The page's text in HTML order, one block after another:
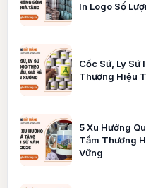
In Logo Số
Cốc Sứ, Ly Sứ
Thương Hiệu
5 Xu Hướng
Tầm Thương
Vững